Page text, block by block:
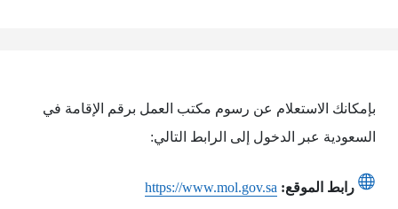
بإمكانك الاستعلام عن رسوم مكتب العمل برقم الإقامة في
السعودية عبر الدخول إلى الرابط التالي:
رابط الموقع: https://www.mol.gov.sa